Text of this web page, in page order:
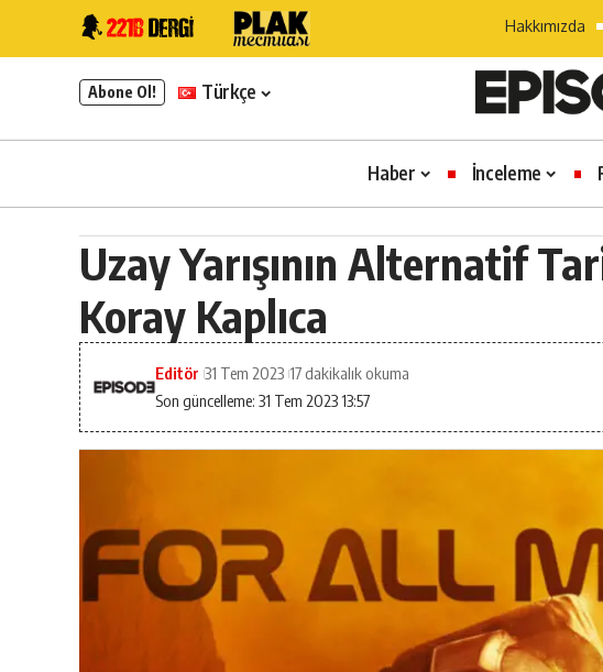
Hakkımızda
Abone Ol! Türkçe
Haber İnceleme
Uzay Yarışının Alternatif
Koray Kaplıca
Son güncelleme: 31 Tem 2023 13:57
Editör 31 Tem 2023 17 dakikalık okuma